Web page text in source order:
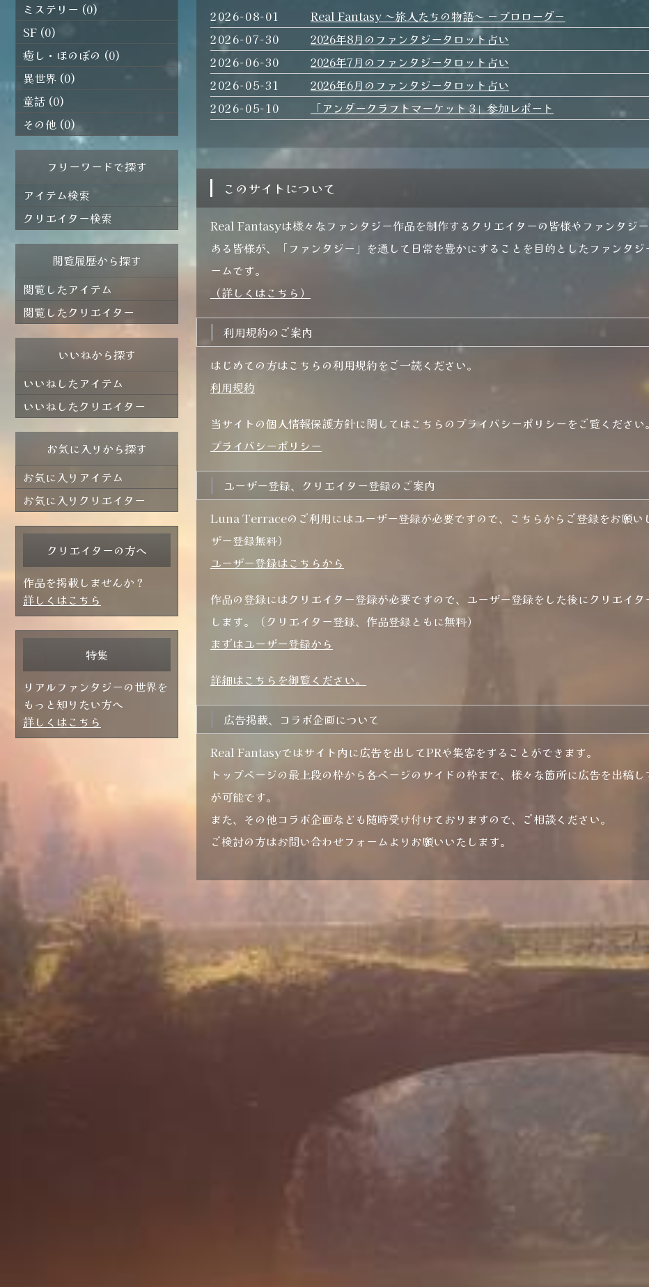
月の魔力を押し込めた後に再び
訪れる世で、それぞれの人生を
好きに生きて欲しいと女神は願
い、巫女と騎士の魂を祭壇に祀
られている２つの星のランタン
に宿し、窮地を逃れさせた。 さ
て、その後の世界は一体どうな
ったのだろうか...
魔法の杖。 ドールに持たせて
も雰囲気が出ます。 ◆魔法の杖
用ファンタジー情景スタンド
魔法の杖を置いて飾れるスタン
ド。 お店のディスプレイ用に
も。
婦の体を乗っ取り、日本で魔女
修行をしている魔女見習いのり
くてぃーが店主を務めていま
す。
2026-08-01
Real Fantasy ～旅人たちの物語～ －プロローグ－
2026-07-30
2026年8月のファンタジータロット占い
2026-06-30
2026年7月のファンタジータロット占い
2026-05-31
2026年6月のファンタジータロット占い
2026-05-10
「アンダークラフトマーケット 3」参加レポート
このサイトについて
Real Fantasyは様々なファンタジー作品を制作するクリエイターの皆様やファンタジ
ある皆様が、「ファンタジー」を通して日常を豊かにすることを目的としたファンタジ
ームです。
（詳しくはこちら）
利用規約のご案内
はじめての方はこちらの利用規約をご一読ください。
利用規約
当サイトの個人情報保護方針に関してはこちらのプライバシーポリシーをご覧ください。
プライバシーポリシー
ユーザー登録、クリエイター登録のご案内
Luna Terraceのご利用にはユーザー登録が必要ですので、こちらからご登録をお願い
ザー登録無料）
ユーザー登録はこちらから
作品の登録にはクリエイター登録が必要ですので、ユーザー登録をした後にクリエイタ
します。（クリエイター登録、作品登録ともに無料）
まずはユーザー登録から
詳細はこちらを御覧ください。
広告掲載、コラボ企画について
Real Fantasyではサイト内に広告を出してPRや集客をすることができます。
トップページの最上段の枠から各ページのサイドの枠まで、様々な箇所に広告を出稿し
が可能です。
また、その他コラボ企画なども随時受け付けておりますので、ご相談ください。
ご検討の方はお問い合わせフォームよりお願いいたします。
ミステリー (0)
SF (0)
癒し・ほのぼの (0)
異世界 (0)
童話 (0)
その他 (0)
フリーワードで探す
アイテム検索
クリエイター検索
閲覧履歴から探す
閲覧したアイテム
閲覧したクリエイター
いいねから探す
いいねしたアイテム
いいねしたクリエイター
お気に入りから探す
お気に入りアイテム
お気に入りクリエイター
クリエイターの方へ
作品を掲載しませんか？
詳しくはこちら
特集
リアルファンタジーの世界を
もっと知りたい方へ
詳しくはこちら